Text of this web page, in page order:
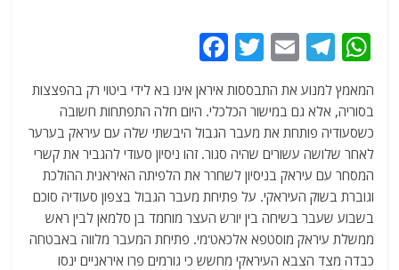
W
h
at
s
A
p
p
T
e
g
ra
m
E
ai
l
T
itt
er
c
e
b
o
o
k
המאמץ למנוע את התבססות איראן אינו בא לידי ביטוי רק בהפצצות
בסוריה, אלא גם במישור הכלכלי. היום חלה התפתחות חשובה
כשסעודיה פותחת את מעבר הגבול היבשתי שלה עם עיראק בערער
לאחר שלושה עשורים שהיה סגור. זהו ניסיון סעודי להגביר את קשרי
המסחר עם עיראק בניסיון לשחרר את הלפיתה האיראנית ההולכת
וגוברת בשוק העיראקי. על פתיחת מעבר הגבול בצפון סעודיה סוכם
בשבוע שעבר בשיחה בין יורש העצר מוחמד בן סלמאן לבין ראש
ממשלת עיראק מוסטפא אלכאט'מי. פתיחת המעבר מלווה באבטחה
כבדה מצד הצבא העיראקי מחשש כי גורמים פרו איראניים ינסו